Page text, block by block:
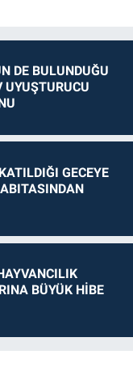
DE BULUNDUĞU
UYUŞTURUCU
GECEYE
BÜYÜK HİBE